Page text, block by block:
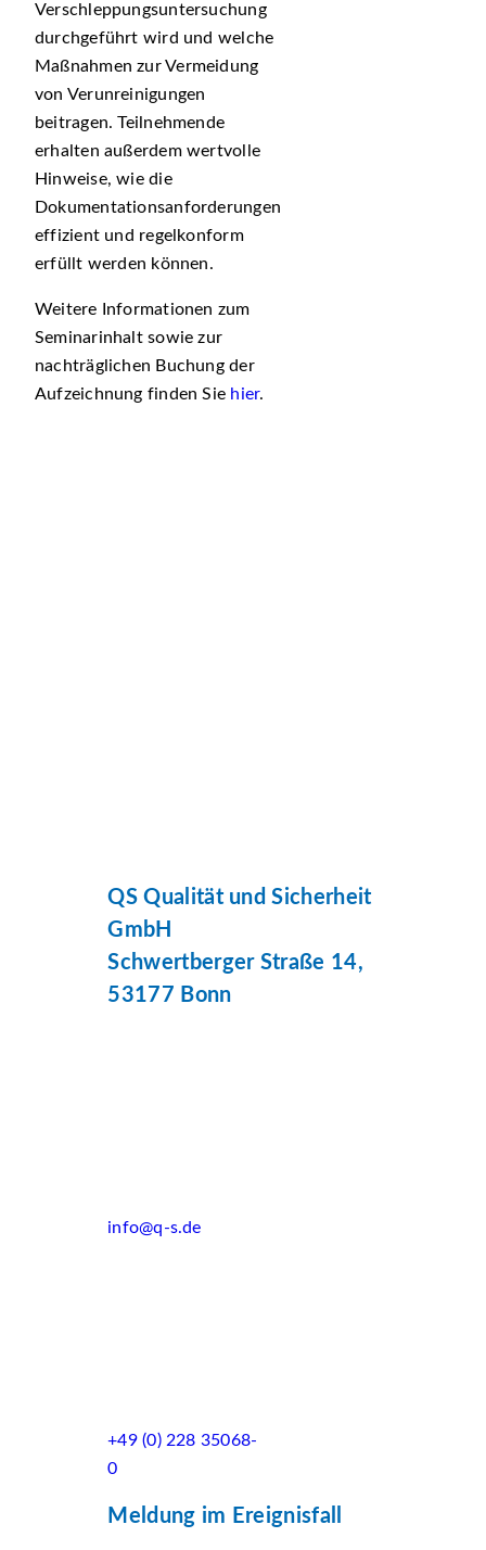
Verschleppungsuntersuchung
durchgeführt wird und welche
Maßnahmen zur Vermeidung
von Verunreinigungen
beitragen. Teilnehmende
erhalten außerdem wertvolle
Hinweise, wie die
Dokumentationsanforderungen
effizient und regelkonform
erfüllt werden können.
Weitere Informationen zum
Seminarinhalt sowie zur
nachträglichen Buchung der
Aufzeichnung finden Sie hier.
QS Qualität und Sicherheit
GmbH
Schwertberger Straße 14,
53177 Bonn
info@q-s.de
+49 (0) 228 35068-
0
Meldung im Ereignisfall